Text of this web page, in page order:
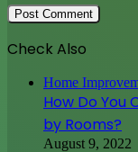
Check Also
Home
How Do You
by Rooms?
August 9, 2022